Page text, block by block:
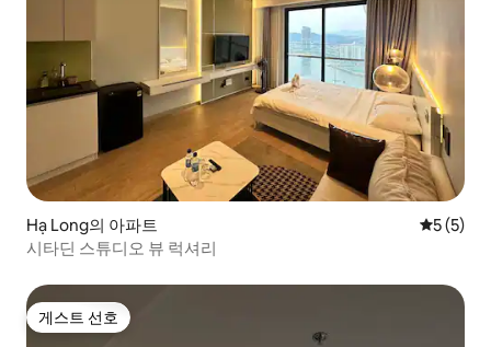
Hạ Long의 아파트 평점 5점
5 (5)
시타딘 스튜디오 뷰 럭셔리
게스트 선호
게스트 선호